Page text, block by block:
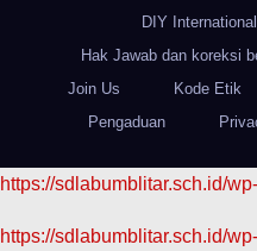
DIY
Hak Jawab dan koreksi
Join Us
Kode Etik
Pengaduan
https://sdlabumblitar.sch.id/
https://sdlabumblitar.sch.id/